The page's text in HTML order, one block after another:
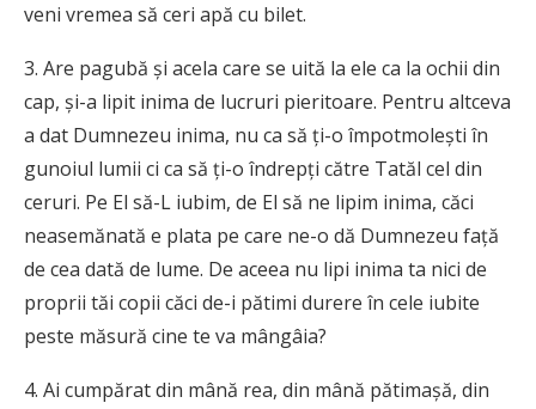
veni vremea să ceri apă cu bilet.
3. Are pagubă şi acela care se uită la ele ca la ochii din
cap, şi-a lipit inima de lucruri pieritoare. Pentru altceva
a dat Dumnezeu inima, nu ca să ţi-o împotmoleşti în
gunoiul lumii ci ca să ţi-o îndrepţi către Tatăl cel din
ceruri. Pe El să-L iubim, de El să ne lipim inima, căci
neasemănată e plata pe care ne-o dă Dumnezeu faţă
de cea dată de lume. De aceea nu lipi inima ta nici de
proprii tăi copii căci de-i pătimi durere în cele iubite
peste măsură cine te va mângâia?
4. Ai cumpărat din mână rea, din mână pătimaşă, din